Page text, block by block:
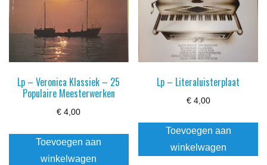
Lp – Veronica Klassiek – 25
Populaire Meesterwerken
€ 4,00
Toevoegen aan
winkelwagen
Lp – Literaluisterplaat
€4,00
Toevoegen aan
winkelwagen